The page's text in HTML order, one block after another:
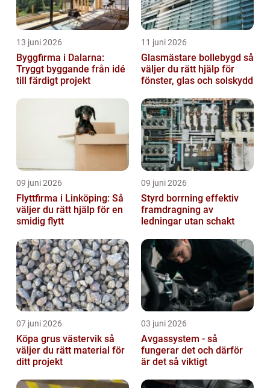
13 juni 2026
Byggfirma i Dalarna:
Tryggt byggande från idé
till färdigt projekt
11 juni 2026
Glasmästare bollebygd så
väljer du rätt hjälp för
fönster, glas och solskydd
09 juni 2026
Flyttfirma i Linköping: Så
väljer du rätt hjälp för en
smidig flytt
09 juni 2026
Styrd borrning effektiv
framdragning av
ledningar utan schakt
07 juni 2026
Köpa grus västervik så
väljer du rätt material för
ditt projekt
03 juni 2026
Avgassystem - så
fungerar det och därför
är det så viktigt